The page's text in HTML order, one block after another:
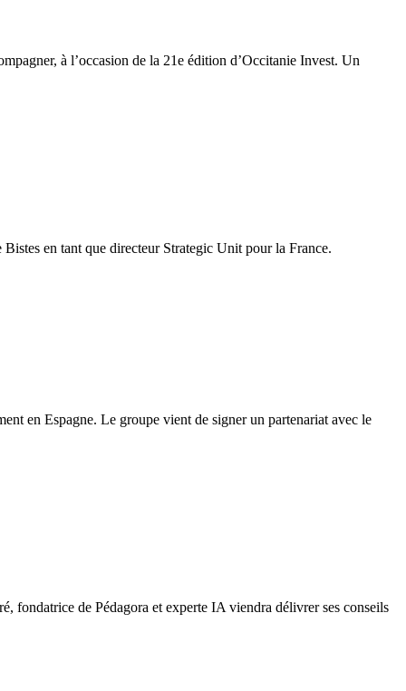
à l’occasion de la 21e édition d’Occitanie Invest. Un
en tant que directeur Strategic Unit pour la France.
en Espagne. Le groupe vient de signer un partenariat avec le
fondatrice de Pédagora et experte IA viendra délivrer ses conseils